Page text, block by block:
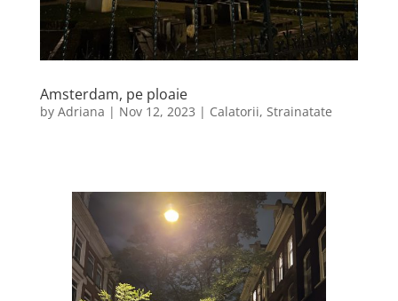
Amsterdam, pe ploaie
by Adriana | Nov 12, 2023 | Calatorii, Strainatate